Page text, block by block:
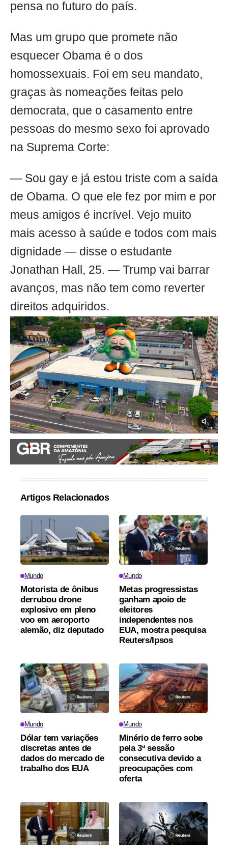
pensa no futuro do país.
Mas um grupo que promete não
esquecer Obama é o dos
homossexuais. Foi em seu mandato,
graças às nomeações feitas pelo
democrata, que o casamento entre
pessoas do mesmo sexo foi aprovado
na Suprema Corte:
— Sou gay e já estou triste com a saída
de Obama. O que ele fez por mim e por
meus amigos é incrível. Vejo muito
mais acesso à saúde e todos com mais
dignidade — disse o estudante
Jonathan Hall, 25. — Trump vai barrar
avanços, mas não tem como reverter
direitos adquiridos.
Artigos Relacionados
Mundo
Motorista de ônibus
derrubou drone
explosivo em pleno
voo em aeroporto
alemão, diz deputado
Mundo
Metas progressistas
ganham apoio de
eleitores
independentes nos
EUA, mostra pesquisa
Reuters/Ipsos
Mundo
Dólar tem variações
discretas antes de
dados do mercado de
trabalho dos EUA
Mundo
Minério de ferro sobe
pela 3ª sessão
consecutiva devido a
preocupações com
oferta